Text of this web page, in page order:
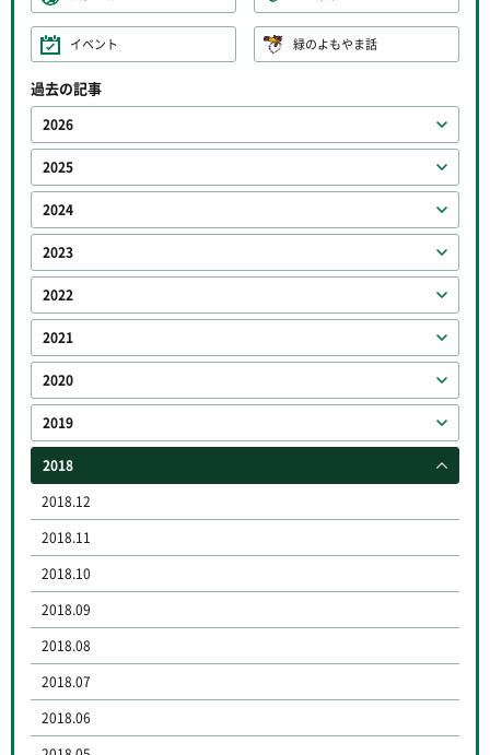
イベント 緑のよもやま話
過去の記事
2026
2025
2024
2023
2022
2021
2020
2019
2018
2018.12
2018.11
2018.10
2018.09
2018.08
2018.07
2018.06